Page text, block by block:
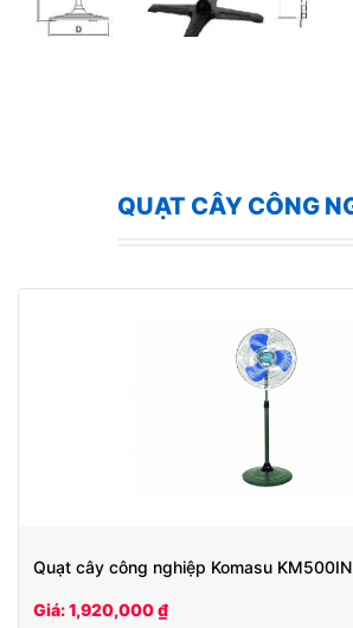
QUẠT CÂY CÔNG
Quạt cây công nghiệp Komasu
Giá: 1,920,000 ₫